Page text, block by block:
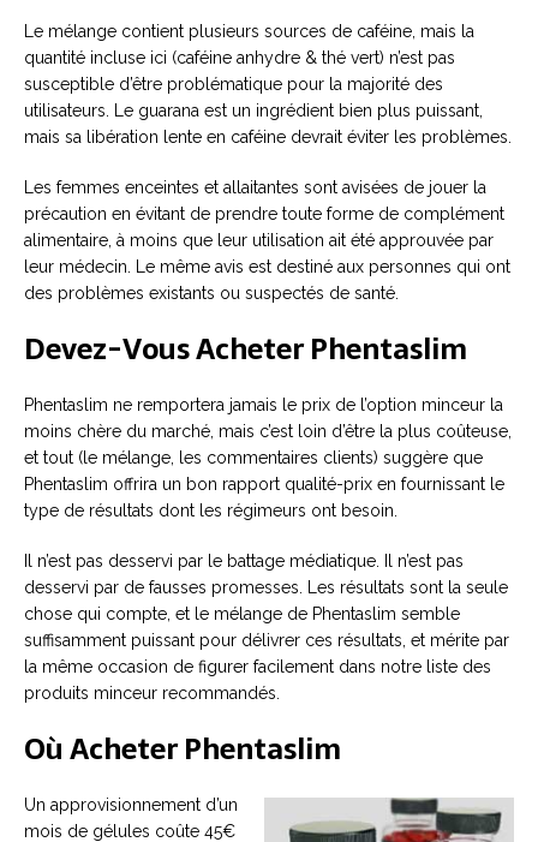
Le mélange contient plusieurs sources de caféine, mais la
quantité incluse ici (caféine anhydre & thé vert) n’est pas
susceptible d’être problématique pour la majorité des
utilisateurs. Le guarana est un ingrédient bien plus puissant,
mais sa libération lente en caféine devrait éviter les problèmes.
Les femmes enceintes et allaitantes sont avisées de jouer la
précaution en évitant de prendre toute forme de complément
alimentaire, à moins que leur utilisation ait été approuvée par
leur médecin. Le même avis est destiné aux personnes qui ont
des problèmes existants ou suspectés de santé.
Devez-Vous Acheter Phentaslim
Phentaslim ne remportera jamais le prix de l’option minceur la
moins chère du marché, mais c’est loin d’être la plus coûteuse,
et tout (le mélange, les commentaires clients) suggère que
Phentaslim offrira un bon rapport qualité-prix en fournissant le
type de résultats dont les régimeurs ont besoin.
Il n’est pas desservi par le battage médiatique. Il n’est pas
desservi par de fausses promesses. Les résultats sont la seule
chose qui compte, et le mélange de Phentaslim semble
suffisamment puissant pour délivrer ces résultats, et mérite par
la même occasion de figurer facilement dans notre liste des
produits minceur recommandés.
Où Acheter Phentaslim
Un approvisionnement d’un
mois de gélules coûte 45€